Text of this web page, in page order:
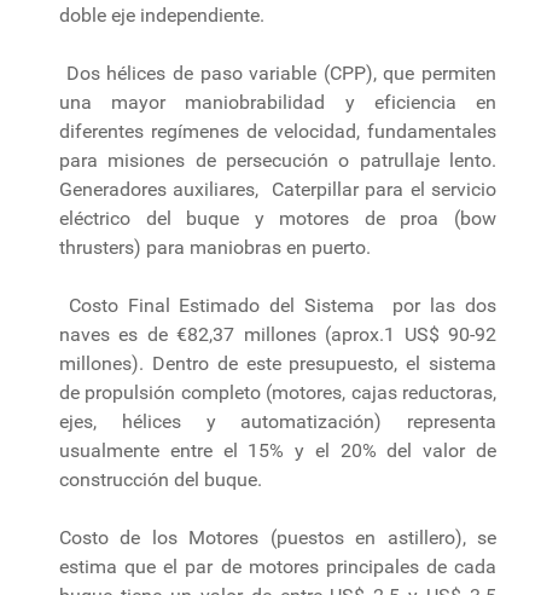
doble eje independiente.
Dos hélices de paso variable (CPP), que permiten
una mayor maniobrabilidad y eficiencia en
diferentes regímenes de velocidad, fundamentales
para misiones de persecución o patrullaje lento.
Generadores auxiliares, Caterpillar para el servicio
eléctrico del buque y motores de proa (bow
thrusters) para maniobras en puerto.
Costo Final Estimado del Sistema por las dos
naves es de €82,37 millones (aprox.1 US$ 90-92
millones). Dentro de este presupuesto, el sistema
de propulsión completo (motores, cajas reductoras,
ejes, hélices y automatización) representa
usualmente entre el 15% y el 20% del valor de
construcción del buque.
Costo de los Motores (puestos en astillero), se
estima que el par de motores principales de cada